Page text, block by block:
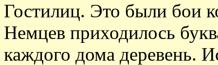
Гостилиц. Это были бои
Немцев приходилось
каждого дома деревень.